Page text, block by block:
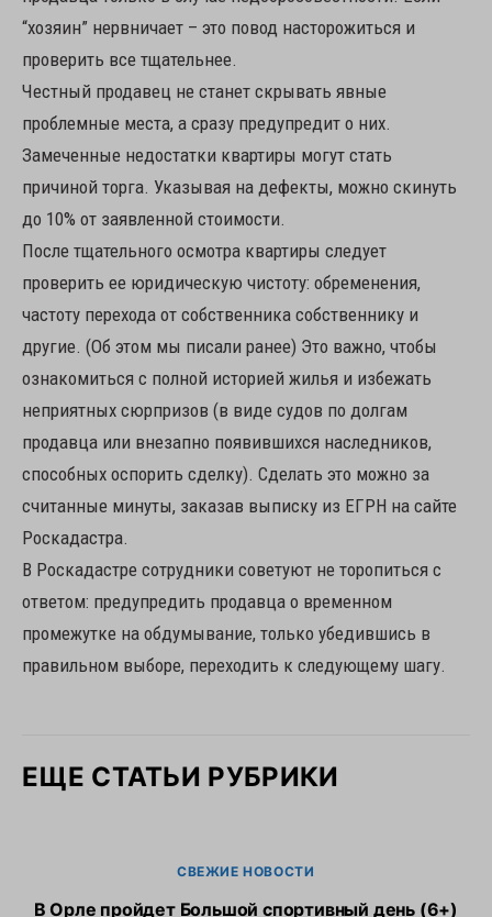
“хозяин” нервничает – это повод насторожиться и
проверить все тщательнее.
Честный продавец не станет скрывать явные
проблемные места, а сразу предупредит о них.
Замеченные недостатки квартиры могут стать
причиной торга. Указывая на дефекты, можно скинуть
до 10% от заявленной стоимости.
После тщательного осмотра квартиры следует
проверить ее юридическую чистоту: обременения,
частоту перехода от собственника собственнику и
другие. (Об этом мы писали ранее) Это важно, чтобы
ознакомиться с полной историей жилья и избежать
неприятных сюрпризов (в виде судов по долгам
продавца или внезапно появившихся наследников,
способных оспорить сделку). Сделать это можно за
считанные минуты, заказав выписку из ЕГРН на сайте
Роскадастра.
В Роскадастре сотрудники советуют не торопиться с
ответом: предупредить продавца о временном
промежутке на обдумывание, только убедившись в
правильном выборе, переходить к следующему шагу.
ЕЩЕ СТАТЬИ РУБРИКИ
СВЕЖИЕ НОВОСТИ
В Орле пройдет Большой спортивный день (6+)